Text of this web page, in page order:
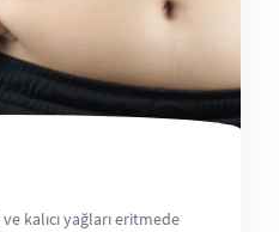
kalıcı yağları eritmede